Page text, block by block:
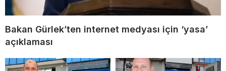
Bakan Gürlek’ten internet medyası için ‘yasa’
açıklaması